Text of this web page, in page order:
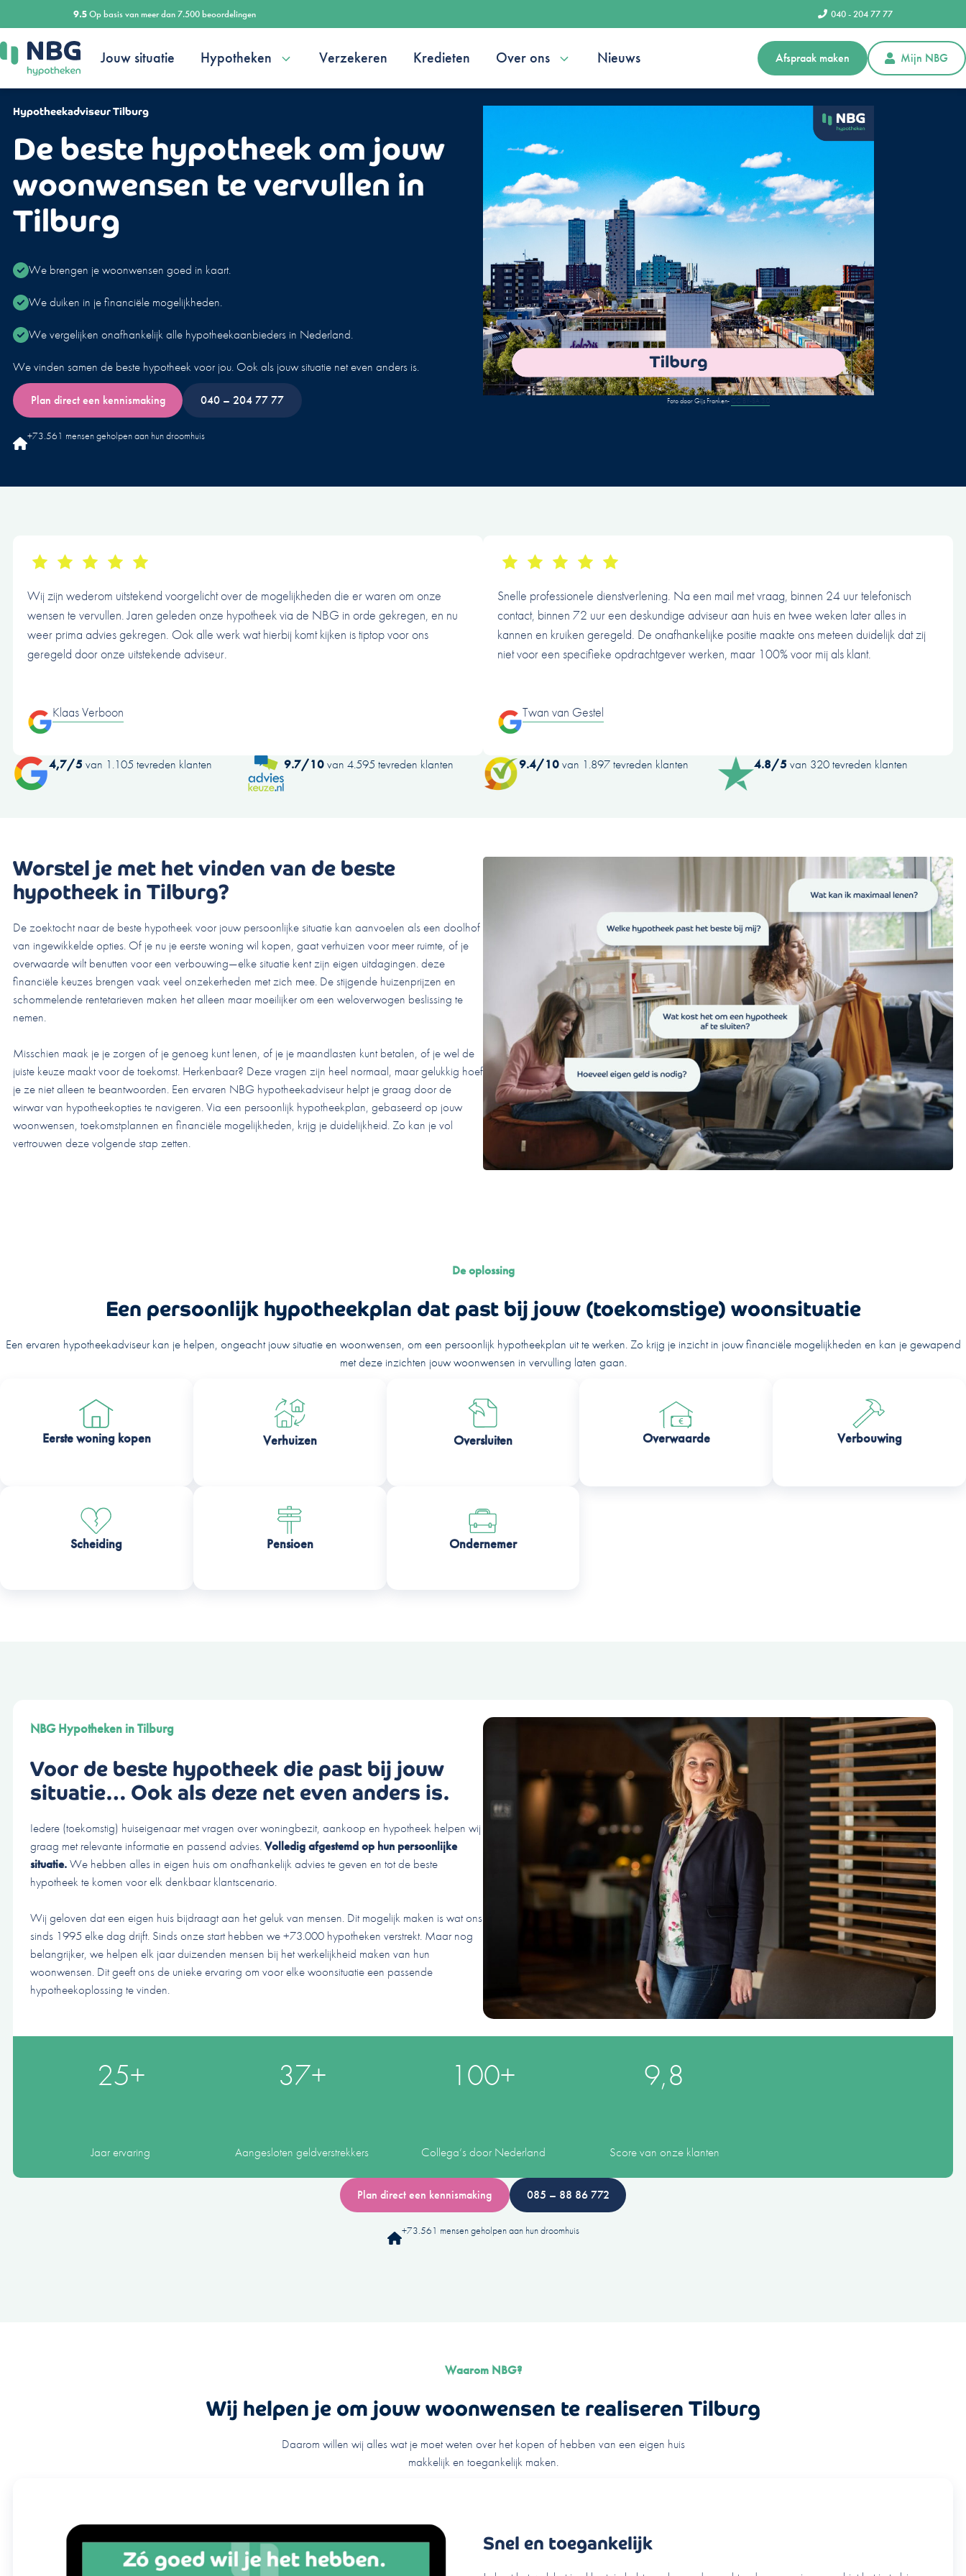
naar
de
inhoud
040 - 204 77 77
9.5Op basis van meer dan 7.500 beoordelingen
Jouw situatie Hypotheken Verzekeren Kredieten Over ons Nieuws Afspraak maken Mijn NBG
Hypotheekadviseur Tilburg
De beste hypotheek om jouw
woonwensen te vervullen in
Tilburg
We brengen je woonwensen goed in kaart.
We duiken in je financiële mogelijkheden.
We vergelijken onafhankelijk alle hypotheekaanbieders in Nederland.
We vinden samen de beste hypotheek voor jou. Ook als jouw situatie net even anders is.
Plan direct een kennismaking 040 – 204 77 77
+73.561 mensen geholpen aan hun droomhuis
Foto door Gijs Franken- CC BY-SA 3.0
Wij zijn wederom uitstekend voorgelicht over de mogelijkheden die er waren om onze
wensen te vervullen. Jaren geleden onze hypotheek via de NBG in orde gekregen, en nu
weer prima advies gekregen. Ook alle werk wat hierbij komt kijken is tiptop voor ons
geregeld door onze uitstekende adviseur.
Klaas Verboon
Snelle professionele dienstverlening. Na een mail met vraag, binnen 24 uur telefonisch
contact, binnen 72 uur een deskundige adviseur aan huis en twee weken later alles in
kannen en kruiken geregeld. De onafhankelijke positie maakte ons meteen duidelijk dat zij
niet voor een specifieke opdrachtgever werken, maar 100% voor mij als klant.
Twan van Gestel
4,7/5 van 1.105 tevreden klanten 9.7/10van 4.595 tevreden klanten 9.4/10van 1.897 tevreden klanten 4.8/5 van 320 tevreden klanten
Worstel je met het vinden van de beste
hypotheek in Tilburg?
De zoektocht naar de beste hypotheek voor jouw persoonlijke situatie kan aanvoelen als een doolhof
van ingewikkelde opties. Of je nu je eerste woning wil kopen, gaat verhuizen voor meer ruimte, of je
overwaarde wilt benutten voor een verbouwing—elke situatie kent zijn eigen uitdagingen. deze
financiële keuzes brengen vaak veel onzekerheden met zich mee. De stijgende huizenprijzen en
schommelende rentetarieven maken het alleen maar moeilijker om een weloverwogen beslissing te
nemen.
Misschien maak je je zorgen of je genoeg kunt lenen, of je je maandlasten kunt betalen, of je wel de
juiste keuze maakt voor de toekomst. Herkenbaar? Deze vragen zijn heel normaal, maar gelukkig hoef
je ze niet alleen te beantwoorden. Een ervaren NBG hypotheekadviseur helpt je graag door de
wirwar van hypotheekopties te navigeren. Via een persoonlijk hypotheekplan, gebaseerd op jouw
woonwensen, toekomstplannen en financiële mogelijkheden, krijg je duidelijkheid. Zo kan je vol
vertrouwen deze volgende stap zetten.
De oplossing
Een persoonlijk hypotheekplan dat past bij jouw (toekomstige) woonsituatie
Een ervaren hypotheekadviseur kan je helpen, ongeacht jouw situatie en woonwensen, om een persoonlijk hypotheekplan uit te werken. Zo krijg je inzicht in jouw financiële mogelijkheden en kan je gewapend
met deze inzichten jouw woonwensen in vervulling laten gaan.
Eerste woning kopen Verhuizen Oversluiten Overwaarde Verbouwing
Scheiding Pensioen Ondernemer
NBG Hypotheken in Tilburg
Voor de beste hypotheek die past bij jouw
situatie… Ook als deze net even anders is.
Iedere (toekomstig) huiseigenaar met vragen over woningbezit, aankoop en hypotheek helpen wij
graag met relevante informatie en passend advies.Volledig afgestemd op hun persoonlijke
situatie.We hebben alles in eigen huis om onafhankelijk advies te geven en tot de beste
hypotheek te komen voor elk denkbaar klantscenario.
Wij geloven dat een eigen huis bijdraagt aan het geluk van mensen. Dit mogelijk maken is wat ons
sinds 1995 elke dag drijft. Sinds onze start hebben we +73.000 hypotheken verstrekt. Maar nog
belangrijker, we helpen elk jaar duizenden mensen bij het werkelijkheid maken van hun
woonwensen. Dit geeft ons de unieke ervaring om voor elke woonsituatie een passende
hypotheekoplossing te vinden.
25+
Jaar ervaring
37+
Aangesloten geldverstrekkers
100+
Collega’s door Nederland
9,8
Score van onze klanten
Plan direct een kennismaking 085 – 88 86 772
+73.561 mensen geholpen aan hun droomhuis
Waarom NBG?
Wij helpen je om jouw woonwensen te realiseren Tilburg
Daarom willen wij alles wat je moet weten over het kopen of hebben van een eigen huis
makkelijk en toegankelijk maken.
Snel en toegankelijk